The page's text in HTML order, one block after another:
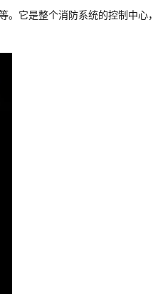
。它是整个消防系统的控制中心